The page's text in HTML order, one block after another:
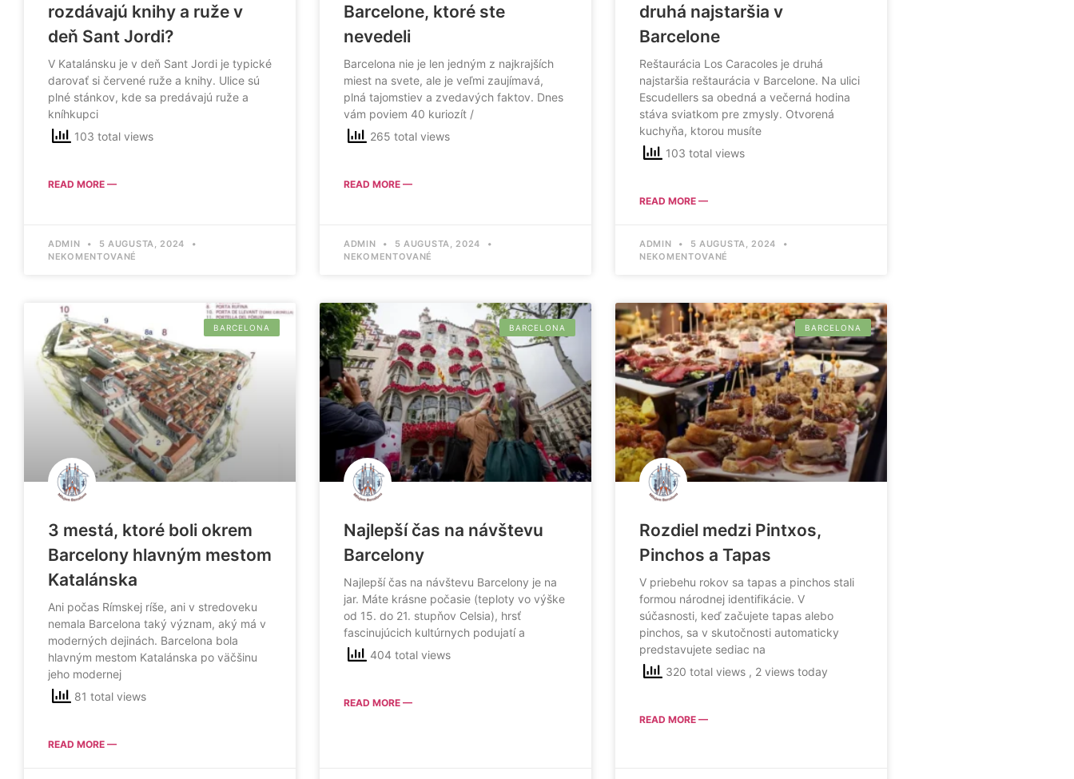
rozdávajú knihy a ruže v
deň Sant Jordi?
V Katalánsku je v deň Sant Jordi je typické
darovať si červené ruže a knihy. Ulice sú
plné stánkov, kde sa predávajú ruže a
kníhkupci
103 total views
READ MORE —
ADMIN
5 AUGUSTA, 2024
NEKOMENTOVANÉ
Barcelone, ktoré ste
nevedeli
Barcelona nie je len jedným z najkrajších
miest na svete, ale je veľmi zaujímavá,
plná tajomstiev a zvedavých faktov. Dnes
vám poviem 40 kuriozít /
265 total views
READ MORE —
ADMIN
5 AUGUSTA, 2024
NEKOMENTOVANÉ
druhá najstaršia v
Barcelone
Reštaurácia Los Caracoles je druhá
najstaršia reštaurácia v Barcelone. Na ulici
Escudellers sa obedná a večerná hodina
stáva sviatkom pre zmysly. Otvorená
kuchyňa, ktorou musíte
103 total views
READ MORE —
ADMIN
5 AUGUSTA, 2024
NEKOMENTOVANÉ
BARCELONA
3 mestá, ktoré boli okrem
Barcelony hlavným mestom
Katalánska
Ani počas Rímskej ríše, ani v stredoveku
nemala Barcelona taký význam, aký má v
moderných dejinách. Barcelona bola
hlavným mestom Katalánska po väčšinu
jeho modernej
81 total views
READ MORE —
BARCELONA
Najlepší čas na návštevu
Barcelony
Najlepší čas na návštevu Barcelony je na
jar. Máte krásne počasie (teploty vo výške
od 15. do 21. stupňov Celsia), hrsť
fascinujúcich kultúrnych podujatí a
404 total views
READ MORE —
BARCELONA
Rozdiel medzi Pintxos,
Pinchos a Tapas
V priebehu rokov sa tapas a pinchos stali
formou národnej identifikácie. V
súčasnosti, keď začujete tapas alebo
pinchos, sa v skutočnosti automaticky
predstavujete sediac na
320 total views , 2 views today
READ MORE —